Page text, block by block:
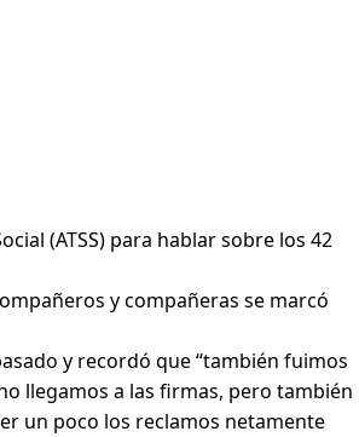
(ATSS) para hablar sobre los 42
y compañeras se marcó
y recordó que “también fuimos
llegamos a las firmas, pero también
un poco los reclamos netamente